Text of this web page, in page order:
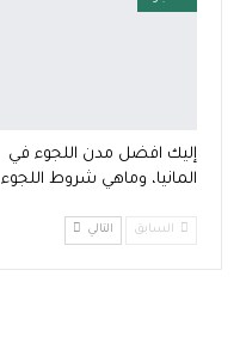
إليك افضل مدن اللجوء في
المانيا، وماهي شروط اللجوء
السابق التالي